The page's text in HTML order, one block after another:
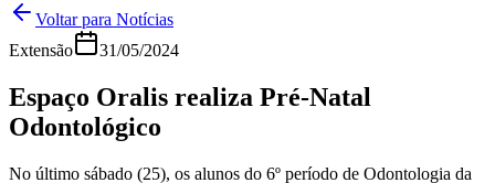
Voltar para Notícias
Extensão
31/05/2024
Espaço Oralis realiza Pré-Natal
Odontológico
No último sábado (25), os alunos do 6º período de Odontologia da